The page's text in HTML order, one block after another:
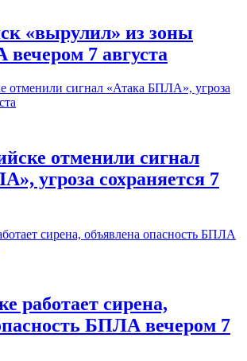
«вырулил» из зоны
7 августа
отменили сигнал
угроза сохраняется 7
работает сирена,
БПЛА вечером 7